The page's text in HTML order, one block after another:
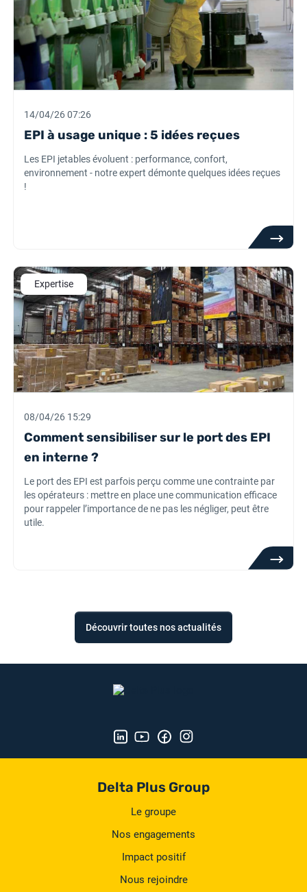
14/04/26 07:26
EPI à usage unique : 5 idées reçues
Les EPI jetables évoluent : performance, confort,
environnement - notre expert démonte quelques idées reçues
!
Expertise
08/04/26 15:29
Comment sensibiliser sur le port des EPI
en interne ?
Le port des EPI est parfois perçu comme une contrainte par
les opérateurs : mettre en place une communication efficace
pour rappeler l’importance de ne pas les négliger, peut être
utile.
Découvrir toutes nos actualités
Delta Plus Group
Le groupe
Nos engagements
Impact positif
Nous rejoindre